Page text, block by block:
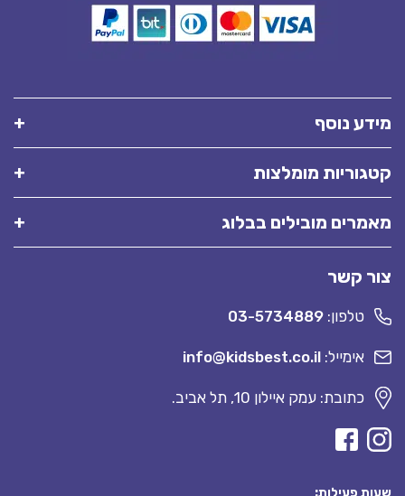
מידע נוסף
קטגוריות מומלצות
מאמרים מובילים בבלוג
צור קשר
טלפון: 03-5734889
אימייל: info@kidsbest.co.il
כתובת: עמק איילון 10, תל אביב.
שעות פעילות: